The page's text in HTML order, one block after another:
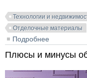
Технологии и
Отделочные материалы
Подробнее
Плюсы и минусы